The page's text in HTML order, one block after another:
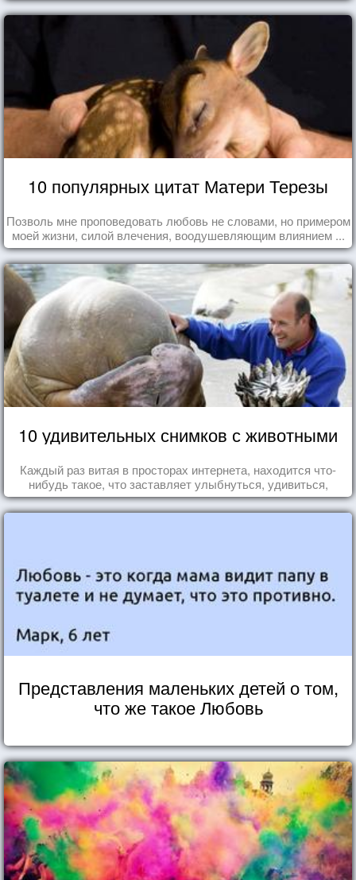
10 популярных цитат Матери Терезы
Позволь мне проповедовать любовь не словами, но примером
моей жизни, силой влечения, воодушевляющим влиянием ...
10 удивительных снимков с животными
Каждый раз витая в просторах интернета, находится что-
нибудь такое, что заставляет улыбнуться, удивиться,
восхититься...
Представления маленьких детей о том,
что же такое Любовь